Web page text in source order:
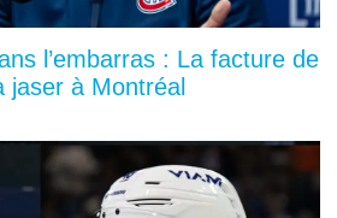
l’embarras : La facture de
jaser à Montréal